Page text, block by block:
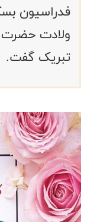
فدراسیون
ولادت
تبریک گفت.